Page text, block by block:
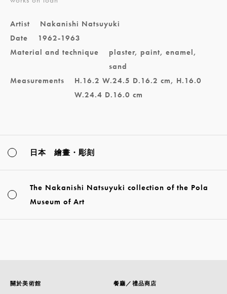
Artist
Nakanishi Natsuyuki
Date
1962-1963
Material and technique
plaster, paint, enamel,
sand
Measurements
H.16.2 W.24.5 D.16.2 cm, H.16.0
W.24.4 D.16.0 cm
日本 繪畫・彫刻
The Nakanishi Natsuyuki collection of the Pola
Museum of Art
關於美術館 餐廳／禮品商店